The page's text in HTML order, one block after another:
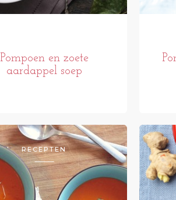
Pompoen en zoete
aardappel soep
RECEPTEN